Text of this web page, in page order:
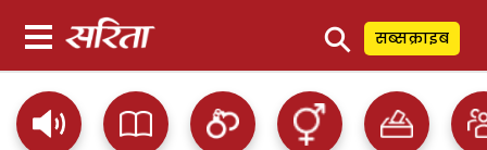
⚲ सब्सक्राइब